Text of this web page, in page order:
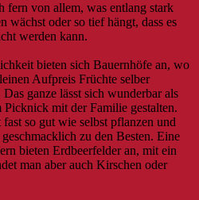
fern von allem, was entlang stark
wächst oder so tief hängt, dass es
werden kann.
bieten sich Bauernhöfe an, wo
Aufpreis Früchte selber
ganze lässt sich wunderbar als
mit der Familie gestalten.
so gut wie selbst pflanzen und
zu den Besten. Eine
bieten Erdbeerfelder an, mit ein
man aber auch Kirschen oder